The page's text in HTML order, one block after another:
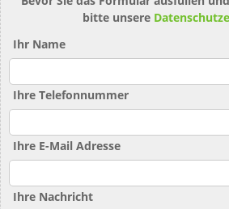
bitte unsere
Ihr Name
Ihre Telefonnummer
Ihre E-Mail Adresse
Ihre Nachricht